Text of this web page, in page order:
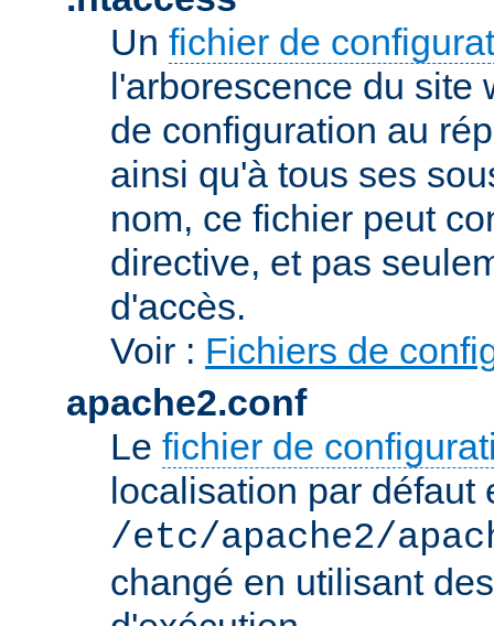
Un fichier de
l'arborescence du
de configuration au
ainsi qu'à tous ses
nom, ce fichier peut
directive, et pas
d'accès.
Voir : Fichiers de
apache2.conf
Le fichier de
localisation par défaut
/etc/apache2/
changé en utilisant